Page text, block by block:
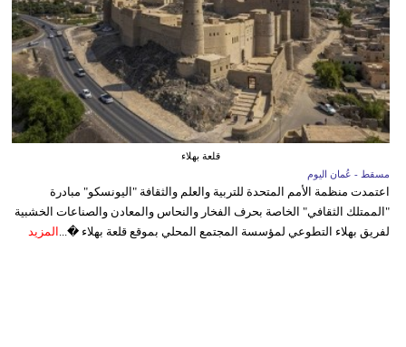
قلعة بهلاء
مسقط - عُمان اليوم
اعتمدت منظمة الأمم المتحدة للتربية والعلم والثقافة "اليونسكو" مبادرة
"الممتلك الثقافي" الخاصة بحرف الفخار والنحاس والمعادن والصناعات الخشبية
لفريق بهلاء التطوعي لمؤسسة المجتمع المحلي بموقع قلعة بهلاء �... المزيد